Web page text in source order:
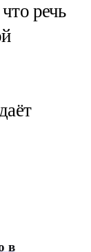
речь
в